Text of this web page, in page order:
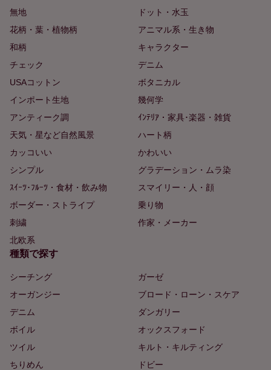
無地
ドット・水玉
花柄・葉・植物柄
アニマル系・生き物
和柄
キャラクター
チェック
デニム
USAコットン
ボタニカル
インポート生地
幾何学
アンティーク調
ｲﾝﾃﾘｱ・家具･楽器・雑貨
天気・星など自然風景
ハート柄
カッコいい
かわいい
シンプル
グラデーション・ムラ染
ｽｲｰﾂ･ﾌﾙｰﾂ・食材・飲み物
スマイリー・人・顔
ボーダー・ストライプ
乗り物
刺繍
作家・メーカー
北欧系
種類で探す
シーチング
ガーゼ
オーガンジー
ブロード・ローン・スケア
デニム
ダンガリー
ボイル
オックスフォード
ツイル
キルト・キルティング
ちりめん
ドビー